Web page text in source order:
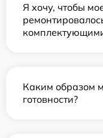
Я хочу, чтобы
Каким образом
готовности?